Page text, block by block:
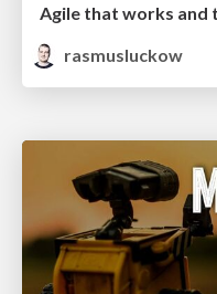
Agile that works and
rasmusluckow